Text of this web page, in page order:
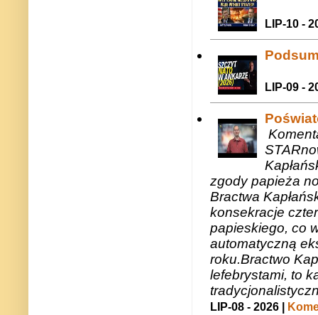
LIP-10 -
LIP-09 -
zgody papieża
Bractwa
konsekracje
papieskiego, co
automatyczną
roku.Bractwo
lefebrystami, to
LIP-08 - 2026 |